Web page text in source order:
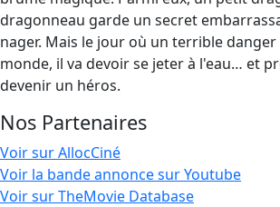
dragonneau garde un secret
nager. Mais le jour où un terrible
monde, il va devoir se jeter à l'eau… et
devenir un héros.
Nos Partenaires
Voir sur AllocCiné
Voir la bande annonce sur Youtube
Voir sur TheMovie Database